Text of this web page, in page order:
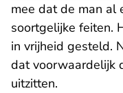
mee dat de man al
soortgelijke feiten.
in vrijheid gesteld.
dat voorwaardelijk
uitzitten.